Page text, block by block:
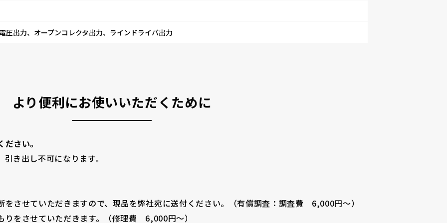
圧出力、オープンコレクタ出力、ラインドライバ出力
より便利にお使いいただくために
さい。
き出し不可になります。
させていただきますので、現品を弊社宛に送付ください。（有償調査：調査費 6,000円～）
をさせていただきます。（修理費 6,000円～）